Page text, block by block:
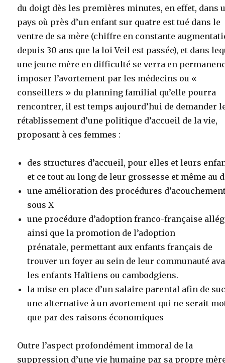
du doigt dès les premières minutes, en effet, dans
pays où près d’un enfant sur quatre est tué dans le
ventre de sa mère (chiffre en constante
depuis 30 ans que la loi Veil est passée), et dans
une jeune mère en difficulté se verra en
imposer l’avortement par les médecins ou «
conseillers » du planning familial qu’elle pourra
rencontrer, il est temps aujourd’hui de demander
rétablissement d’une politique d’accueil de la vie,
proposant à ces femmes :
des structures d’accueil, pour elles et leurs
et ce tout au long de leur grossesse et même au
une amélioration des procédures
sous X
une procédure d’adoption franco-française
ainsi que la promotion de l’adoption
prénatale, permettant aux enfants français de
trouver un foyer au sein de leur communauté
les enfants Haïtiens ou cambodgiens.
la mise en place d’un salaire parental afin de
une alternative à un avortement qui ne serait
que par des raisons économiques
Outre l’aspect profondément immoral de la
suppression d’une vie humaine par sa propre